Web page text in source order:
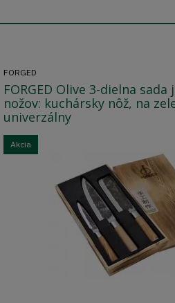
FORGED
FORGED Olive 3-dielna sada
nožov: kuchársky nôž, na
univerzálny
Akcia